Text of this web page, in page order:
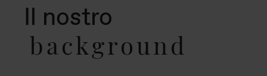
Il nostro
background